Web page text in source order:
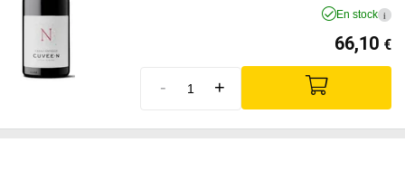
En stock i
66,10 €
- +